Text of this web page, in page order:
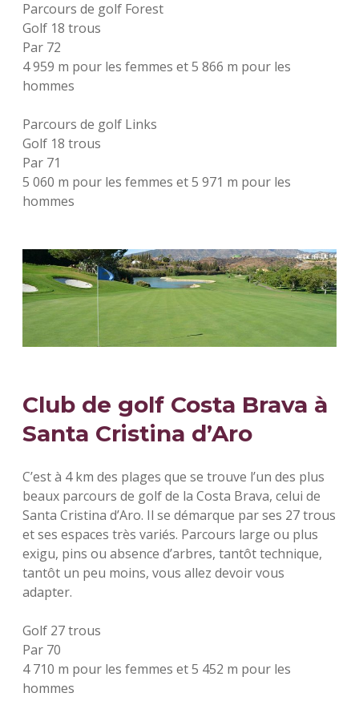
Parcours de golf Forest
Golf 18 trous
Par 72
4 959 m pour les femmes et 5 866 m pour les
hommes
Parcours de golf Links
Golf 18 trous
Par 71
5 060 m pour les femmes et 5 971 m pour les
hommes
Club de golf Costa Brava à
Santa Cristina d’Aro
C’est à 4 km des plages que se trouve l’un des plus
beaux parcours de golf de la Costa Brava, celui de
Santa Cristina d’Aro. Il se démarque par ses 27 trous
et ses espaces très variés. Parcours large ou plus
exigu, pins ou absence d’arbres, tantôt technique,
tantôt un peu moins, vous allez devoir vous
adapter.
Golf 27 trous
Par 70
4 710 m pour les femmes et 5 452 m pour les
hommes